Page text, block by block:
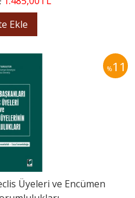
Ekle
%11
Üyeleri ve Encümen